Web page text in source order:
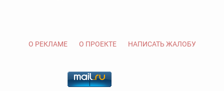
О РЕКЛАМЕ О ПРОЕКТЕ НАПИСАТЬ ЖАЛОБУ